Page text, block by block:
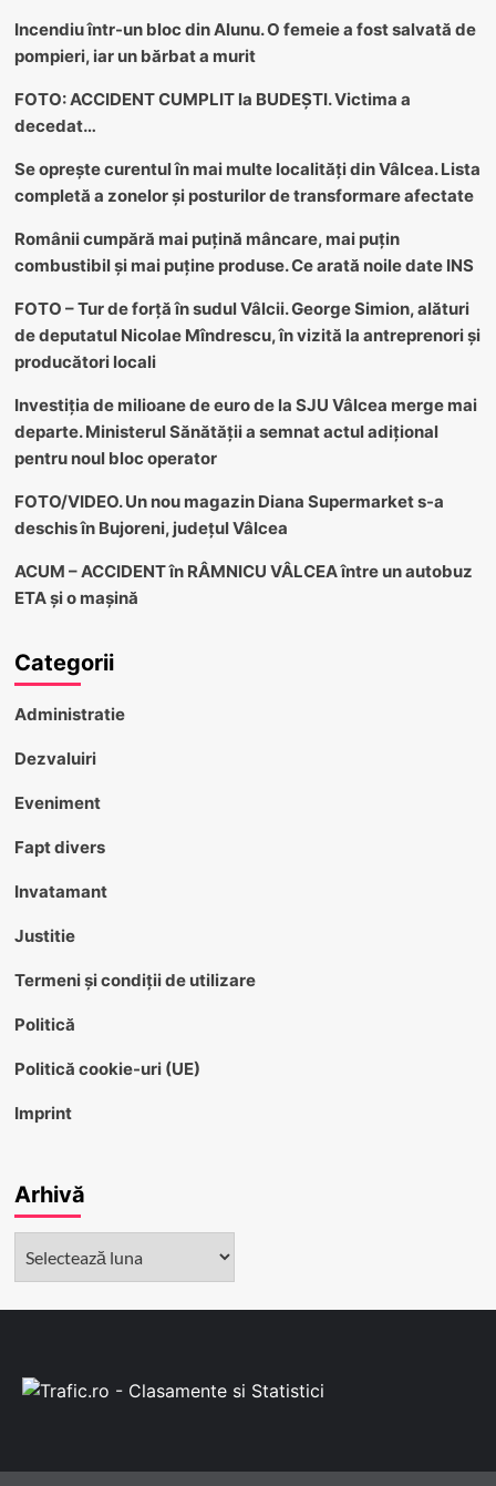
Incendiu într-un bloc din Alunu. O femeie a fost salvată de
pompieri, iar un bărbat a murit
FOTO: ACCIDENT CUMPLIT la BUDEȘTI. Victima a
decedat…
Se oprește curentul în mai multe localități din Vâlcea. Lista
completă a zonelor și posturilor de transformare afectate
Românii cumpără mai puțină mâncare, mai puțin
combustibil și mai puține produse. Ce arată noile date INS
FOTO – Tur de forță în sudul Vâlcii. George Simion, alături
de deputatul Nicolae Mîndrescu, în vizită la antreprenori și
producători locali
Investiția de milioane de euro de la SJU Vâlcea merge mai
departe. Ministerul Sănătății a semnat actul adițional
pentru noul bloc operator
FOTO/VIDEO. Un nou magazin Diana Supermarket s-a
deschis în Bujoreni, județul Vâlcea
ACUM – ACCIDENT în RÂMNICU VÂLCEA între un autobuz
ETA și o mașină
Categorii
Administratie
Dezvaluiri
Eveniment
Fapt divers
Invatamant
Justitie
Termeni și condiții de utilizare
Politică
Politică cookie-uri (UE)
Imprint
Arhivă